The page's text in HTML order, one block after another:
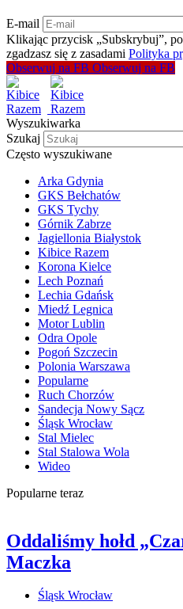
E-mail
Klikając przycisk „Subskrybuj”,
zgadzasz się z zasadami Polityka
Obserwuj na FB Obserwuj na FB
Wyszukiwarka
Szukaj
Często wyszukiwane
Arka Gdynia
GKS Bełchatów
GKS Tychy
Górnik Zabrze
Jagiellonia Białystok
Kibice Razem
Korona Kielce
Lech Poznań
Lechia Gdańsk
Miedź Legnica
Motor Lublin
Odra Opole
Pogoń Szczecin
Polonia Warszawa
Popularne
Ruch Chorzów
Sandecja Nowy Sącz
Śląsk Wrocław
Stal Mielec
Stal Stalowa Wola
Wideo
Popularne teraz
Oddaliśmy hołd
Maczka
Śląsk Wrocław